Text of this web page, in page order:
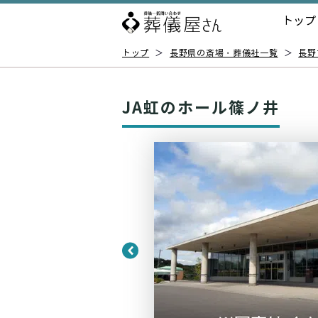
トップ
トップ ＞ 長野県の斎場・葬儀社一覧 ＞ 長
JA虹のホール篠ノ井